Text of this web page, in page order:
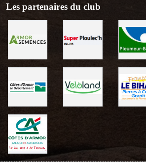
Les partenaires du club